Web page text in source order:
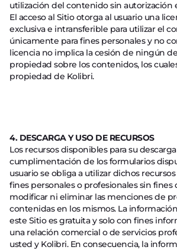
utilización del contenido sin autorización
El acceso al Sitio otorga al usuario una
exclusiva e intransferible para utilizar el
únicamente para fines personales y no
licencia no implica la cesión de ningún
propiedad sobre los contenidos, los
propiedad de Kolibri.
4. DESCARGA Y USO DE RECURSOS
Los recursos disponibles para su
cumplimentación de los formularios
usuario se obliga a utilizar dichos
fines personales o profesionales sin fines
modificar ni eliminar las menciones de
contenidas en los mismos. La
este Sitio es gratuita y solo con fines
una relación comercial o de servicios
usted y Kolibri. En consecuencia, la